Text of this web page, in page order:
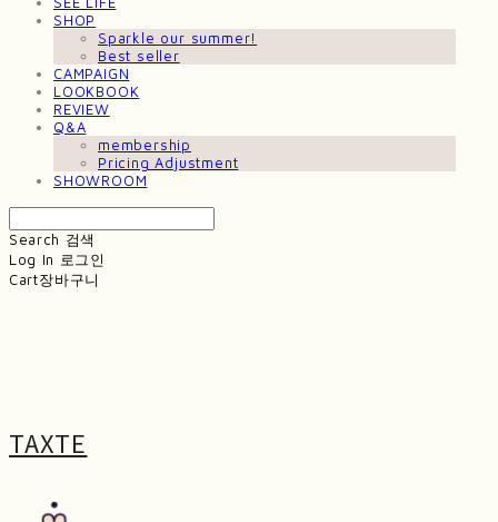
SHOP
Sparkle our summer!
Best seller
CAMPAIGN
LOOKBOOK
REVIEW
Q&A
membership
Pricing Adjustment
SHOWROOM
Search 검색
Log In 로그인
Cart장바구니
TAXTE